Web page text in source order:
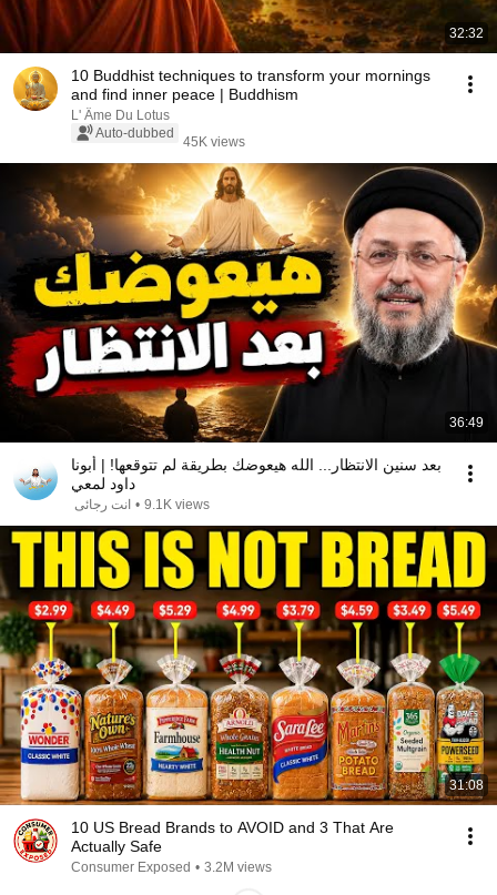
32:32
10 Buddhist techniques to transform your mornings
and find inner peace | Buddhism
L' Âme Du Lotus
Auto-dubbed
45K views
36:49
بعد سنين الانتظار... الله هيعوضك بطريقة لم تتوقعها! | أبونا
داود لمعي
انت رجائى • 9.1K views
31:08
10 US Bread Brands to AVOID and 3 That Are
Actually Safe
Consumer Exposed • 3.2M views